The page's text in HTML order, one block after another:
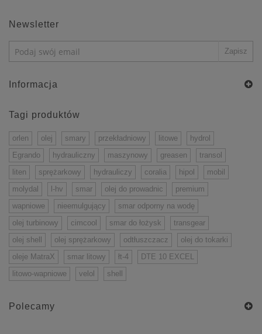
Newsletter
Informacja
Tagi produktów
orlen olej smary przekładniowy litowe
hydrol
Egrando
hydrauliczny maszynowy greasen
transol
liten
sprężarkowy hydrauliczy coralia hipol
mobil
molydal
l-hv smar olej do prowadnic
premium
wapniowe
nieemulgujący
smar odporny na wodę
olej turbinowy
cimcool smar do łożysk
transgear
olej shell
olej sprężarkowy odtłuszczacz
olej do tokarki
oleje MatraX
smar litowy łt-4
DTE 10 EXCEL
litowo-wapniowe
velol shell
Polecamy